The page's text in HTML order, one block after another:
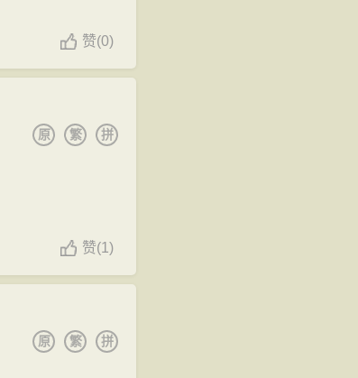
赞(0)
拼
繁
原
赞(1)
拼
繁
原